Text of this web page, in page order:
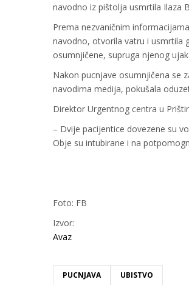
navodno iz pištolja usmrtila Ilaza
Prema nezvaničnim
navodno, otvorila vatru i usmrtila
osumnjičene, supruga njenog
Nakon pucnjave osumnjičena se
navodima medija, pokušala
Direktor Urgentnog centra u
– Dvije pacijentice dovezene su
Obje su intubirane i na
Foto: FB
Izvor:
Avaz
PUCNJAVA UBISTVO